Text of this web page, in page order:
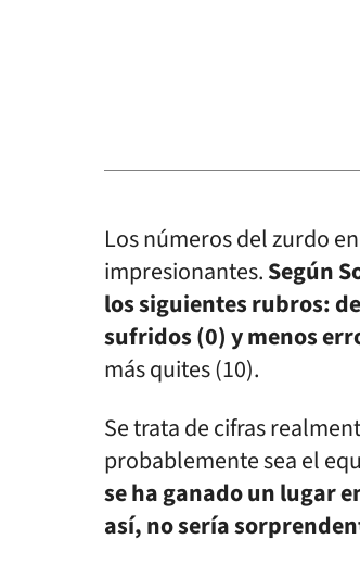
Los números del zurdo
impresionantes.Según
los siguientes rubros:
sufridos (0) y menos
más quites (10).
Se trata de cifras
probablemente sea el
se ha ganado un lugar
así, no sería